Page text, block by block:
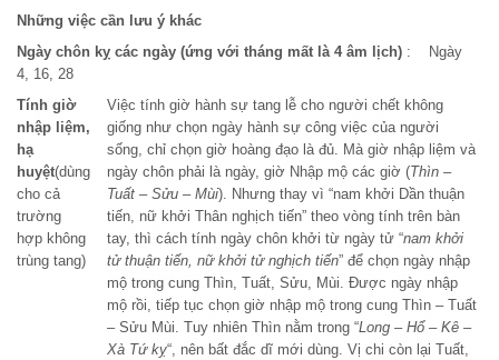
Những việc cần lưu ý khác
Ngày chôn kỵ các ngày (ứng với tháng mất là 4 âm lịch) : Ngày
4, 16, 28
Tính giờ
nhập liệm,
hạ
huyệt(dùng
cho cả
trường
hợp không
trùng tang)
Việc tính giờ hành sự tang lễ cho người chết không
giống như chọn ngày hành sự công việc của người
sống, chỉ chọn giờ hoàng đạo là đủ. Mà giờ nhập liệm và
ngày chôn phải là ngày, giờ Nhập mộ các giờ (Thìn –
Tuất – Sửu – Mùi). Nhưng thay vì “nam khởi Dần thuận
tiến, nữ khởi Thân nghịch tiến” theo vòng tính trên bàn
tay, thì cách tính ngày chôn khởi từ ngày tử “nam khởi
tử thuận tiến, nữ khởi tử nghịch tiến” để chọn ngày nhập
mộ trong cung Thìn, Tuất, Sửu, Mùi. Được ngày nhập
mộ rồi, tiếp tục chọn giờ nhập mộ trong cung Thìn – Tuất
– Sửu Mùi. Tuy nhiên Thìn nằm trong “Long – Hổ – Kê –
Xà Tứ kỵ“, nên bất đắc dĩ mới dùng. Vị chi còn lại Tuất,